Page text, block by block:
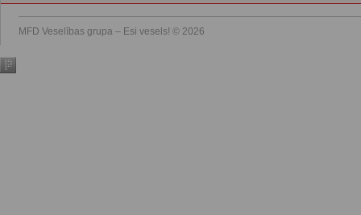
MFD Veselības grupa – Esi vesels! © 2026